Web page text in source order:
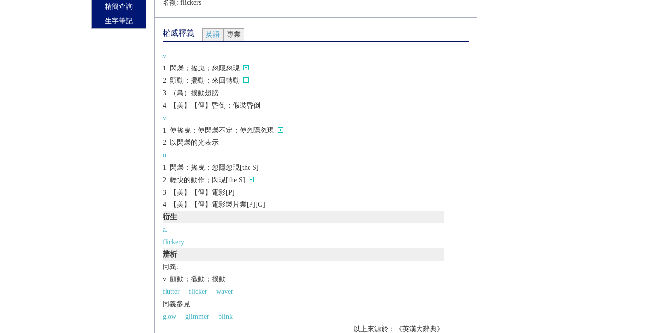
精簡查詢
生字筆記
名複: flickers
權威釋義 英語 專業
vi.
閃爍；搖曳；忽隱忽現
顫動；擺動；來回轉動
（鳥）撲動翅膀
【美】【俚】昏倒；假裝昏倒
vt.
使搖曳；使閃爍不定；使忽隱忽現
以閃爍的光表示
n.
閃爍；搖曳；忽隱忽現[the S]
輕快的動作；閃現[the S]
【美】【俚】電影[P]
【美】【俚】電影製片業[P][G]
衍生
a.
flickery
辨析
同義:
vi.顫動；擺動；撲動
flutter
flicker
waver
同義參見:
glow
glimmer
blink
以上來源於：《英漢大辭典》